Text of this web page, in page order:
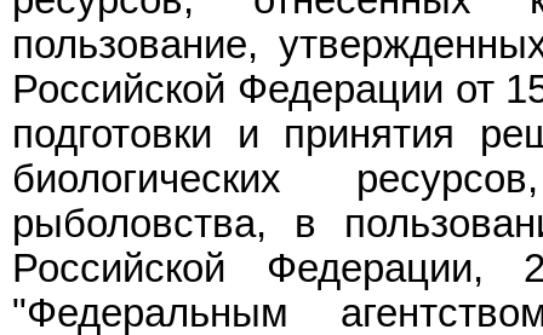
пользование,
Российской Федерации от
подготовки и принятия
биологических
рыболовства, в
Российской
"Федеральным